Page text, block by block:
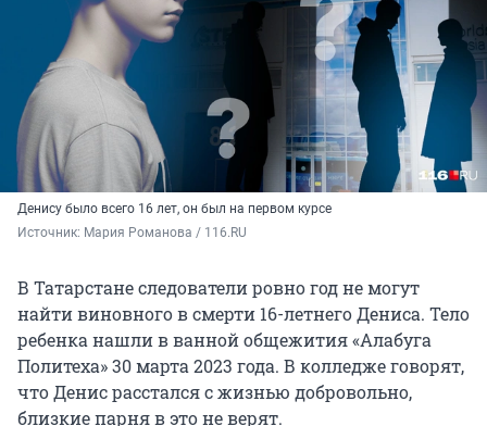
Денису было всего 16 лет, он был на первом курсе
Источник: Мария Романова / 116.RU
В Татарстане следователи ровно год не могут
найти виновного в смерти 16-летнего Дениса. Тело
ребенка нашли в ванной общежития «Алабуга
Политеха» 30 марта 2023 года. В колледже говорят,
что Денис расстался с жизнью добровольно,
близкие парня в это не верят.